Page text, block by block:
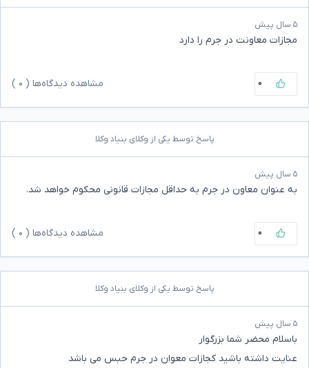
۵ سال پیش
مجازات معاونت در جرم را دارد
۰ مشاهده دیدگاه‌ها ( ۰
پاسخ توسط یکی از وکلای بنیاد وکلا
۵ سال پیش
به عنوان معاون در جرم به حداقل مجازات قانونی محکوم خواهد شد.
۰ مشاهده دیدگاه‌ها ( ۰
پاسخ توسط یکی از وکلای بنیاد وکلا
۵ سال پیش
باسلام محضر شما بزرگوار
عنایت داشته باشید کجازات معوان در جرم حبس می باشد